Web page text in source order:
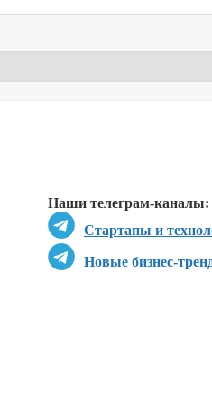
Наши телеграм-каналы:
Стартапы и
Новые бизнес-